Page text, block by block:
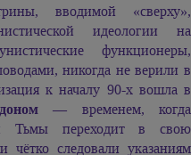
вводимой «сверху»,
идеологии на
функционеры,
никогда не верили в
к началу 90-х вошла в
— временем, когда
Тьмы переходит в свою
следовали указаниям